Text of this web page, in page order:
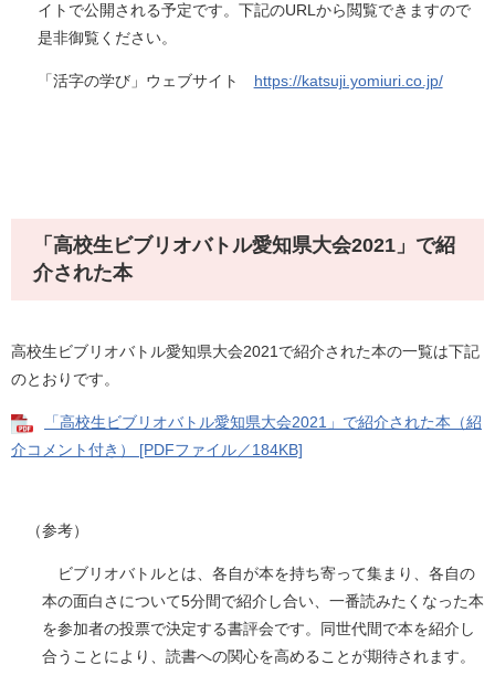
イトで公開される予定です。下記のURLから閲覧できますので
是非御覧ください。
「活字の学び」ウェブサイト https://katsuji.yomiuri.co.jp/
「高校生ビブリオバトル愛知県大会2021」で紹
介された本
高校生ビブリオバトル愛知県大会2021で紹介された本の一覧は下記
のとおりです。
「高校生ビブリオバトル愛知県大会2021」で紹介された本（紹
介コメント付き） [PDFファイル／184KB]
（参考）
ビブリオバトルとは、各自が本を持ち寄って集まり、各自の
本の面白さについて5分間で紹介し合い、一番読みたくなった本
を参加者の投票で決定する書評会です。同世代間で本を紹介し
合うことにより、読書への関心を高めることが期待されます。